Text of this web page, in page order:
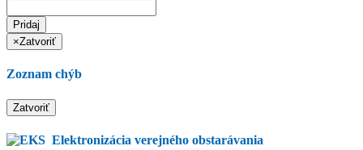
Pridaj
×Zatvoriť
Zoznam chýb
Zatvoriť
Elektronizácia verejného obstarávania